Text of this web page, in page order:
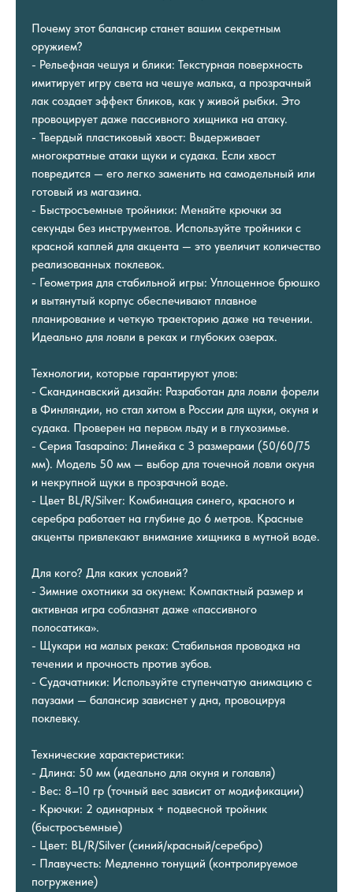
Почему этот балансир станет вашим секретным
оружием?
- Рельефная чешуя и блики: Текстурная поверхность
имитирует игру света на чешуе малька, а прозрачный
лак создает эффект бликов, как у живой рыбки. Это
провоцирует даже пассивного хищника на атаку.
- Твердый пластиковый хвост: Выдерживает
многократные атаки щуки и судака. Если хвост
повредится — его легко заменить на самодельный или
готовый из магазина.
- Быстросъемные тройники: Меняйте крючки за
секунды без инструментов. Используйте тройники с
красной каплей для акцента — это увеличит количество
реализованных поклевок.
- Геометрия для стабильной игры: Уплощенное брюшко
и вытянутый корпус обеспечивают плавное
планирование и четкую траекторию даже на течении.
Идеально для ловли в реках и глубоких озерах.
Технологии, которые гарантируют улов:
- Скандинавский дизайн: Разработан для ловли форели
в Финляндии, но стал хитом в России для щуки, окуня и
судака. Проверен на первом льду и в глухозимье.
- Серия Tasapaino: Линейка с 3 размерами (50/60/75
мм). Модель 50 мм — выбор для точечной ловли окуня
и некрупной щуки в прозрачной воде.
- Цвет BL/R/Silver: Комбинация синего, красного и
серебра работает на глубине до 6 метров. Красные
акценты привлекают внимание хищника в мутной воде.
Для кого? Для каких условий?
- Зимние охотники за окунем: Компактный размер и
активная игра соблазнят даже «пассивного
полосатика».
- Щукари на малых реках: Стабильная проводка на
течении и прочность против зубов.
- Судачатники: Используйте ступенчатую анимацию с
паузами — балансир зависнет у дна, провоцируя
поклевку.
Технические характеристики:
- Длина: 50 мм (идеально для окуня и голавля)
- Вес: 8–10 гр (точный вес зависит от модификации)
- Крючки: 2 одинарных + подвесной тройник
(быстросъемные)
- Цвет: BL/R/Silver (синий/красный/серебро)
- Плавучесть: Медленно тонущий (контролируемое
погружение)